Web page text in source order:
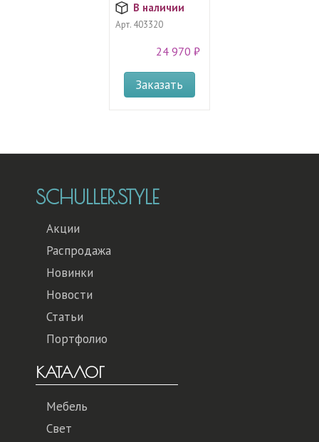
В наличии
Арт. 403320
24 970 ₽
Заказать
SCHULLER.STYLE
Акции
Распродажа
Новинки
Новости
Статьи
Портфолио
КАТАЛОГ
Мебель
Свет